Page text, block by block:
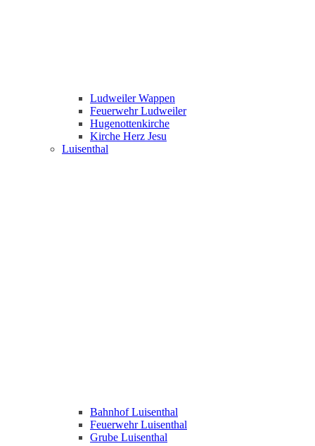
Ludweiler Wappen
Feuerwehr Ludweiler
Hugenottenkirche
Kirche Herz Jesu
Luisenthal
Bahnhof Luisenthal
Feuerwehr Luisenthal
Grube Luisenthal